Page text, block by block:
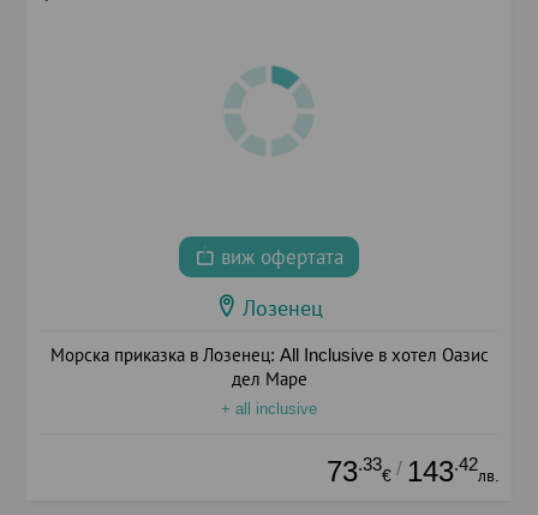
виж офертата
Лозенец
Морска приказка в Лозенец: All Inclusive в хотел Оазис
дел Маре
+ all inclusive
73.33
€ / 143.42
лв.